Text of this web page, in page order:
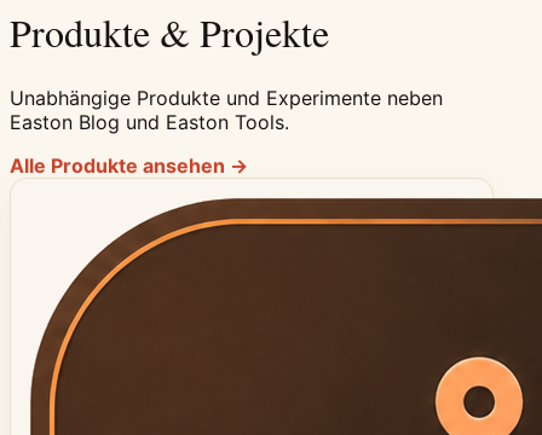
Produkte & Projekte
Unabhängige Produkte und Experimente neben
Easton Blog und Easton Tools.
Alle Produkte ansehen →